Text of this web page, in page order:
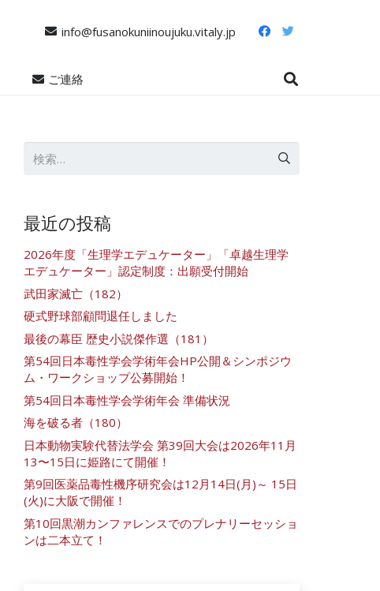
info@fusanokuniinoujuku.vitaly.jp
ご連絡
最近の投稿
2026年度「生理学エデュケーター」「卓越生理学
エデュケーター」認定制度：出願受付開始
武田家滅亡（182）
硬式野球部顧問退任しました
最後の幕臣 歴史小説傑作選（181）
第54回日本毒性学会学術年会HP公開＆シンポジウ
ム・ワークショップ公募開始！
第54回日本毒性学会学術年会 準備状況
海を破る者（180）
日本動物実験代替法学会 第39回大会は2026年11月
13〜15日に姫路にて開催！
第9回医薬品毒性機序研究会は12月14日(月)～ 15日
(火)に大阪で開催！
第10回黒潮カンファレンスでのプレナリーセッショ
ンは二本立て！